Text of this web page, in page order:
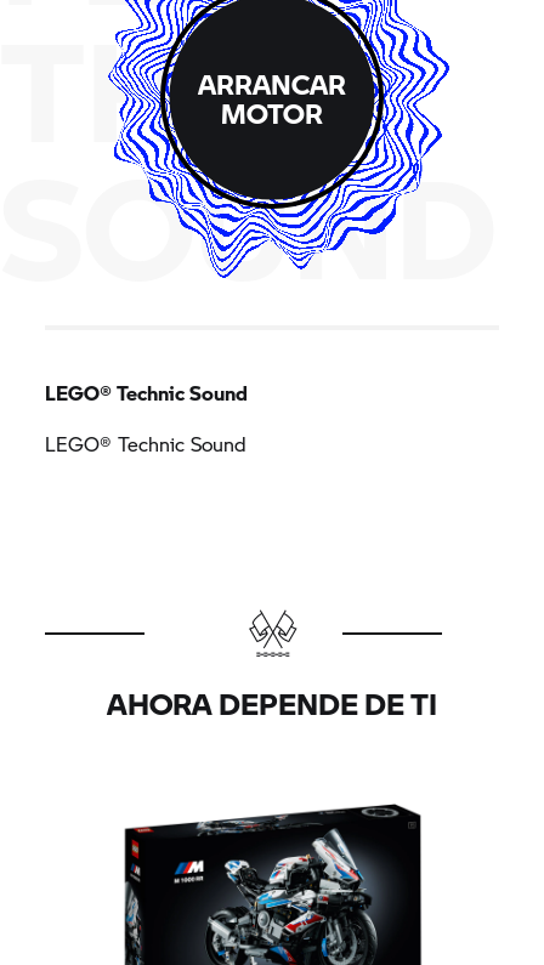
THE
SOUND
ARRANCAR
MOTOR
LEGO® Technic Sound
LEGO® Technic Sound
AHORA DEPENDE DE TI